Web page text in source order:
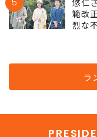
5
悠仁
範改
烈な
ラ